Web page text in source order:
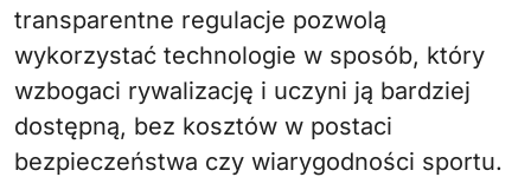
transparentne regulacje pozwolą
wykorzystać technologie w sposób, który
wzbogaci rywalizację i uczyni ją bardziej
dostępną, bez kosztów w postaci
bezpieczeństwa czy wiarygodności sportu.